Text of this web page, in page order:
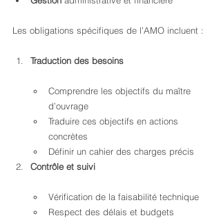
Les obligations spécifiques de l’AMO incluent :
Traduction des besoins
Comprendre les objectifs du maître
d’ouvrage
Traduire ces objectifs en actions
concrètes
Définir un cahier des charges précis
Contrôle et suivi
Vérification de la faisabilité technique
Respect des délais et budgets